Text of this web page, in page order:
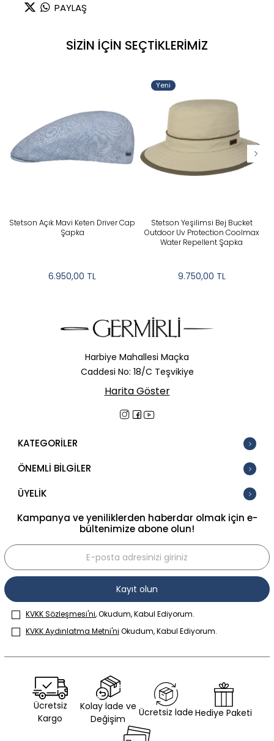
PAYLAŞ
SİZİN İÇİN SEÇTİKLERİMİZ
Stetson Açık Mavi Keten Driver Cap
Şapka
6.950,00 TL
Yeni
Stetson Yeşilimsi Bej Bucket
Outdoor Uv Protection Coolmax
Water Repellent Şapka
9.750,00 TL
Harbiye Mahallesi Maçka
Caddesi No: 18/C Teşvikiye
Harita Göster
KATEGORİLER
ÖNEMLİ BİLGİLER
ÜYELİK
Kampanya ve yeniliklerden haberdar olmak için e-
bültenimize abone olun!
Kayıt olun
KVKK Sözleşmesi'ni, Okudum, Kabul Ediyorum.
KVKK Aydınlatma Metni'ni Okudum, Kabul Ediyorum.
Ücretsiz
Kargo
Kolay İade ve
Değişim
Ücretsiz İade Hediye Paketi